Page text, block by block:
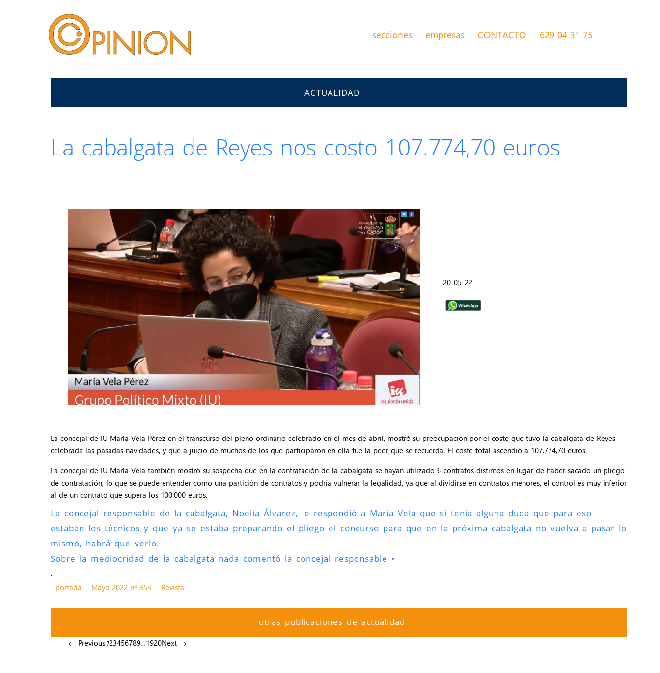
secciones empresas CONTACTO 629 04 31 75
ACTUALIDAD
La cabalgata de Reyes nos costo 107.774,70 euros
20-05-22
La concejal de IU María Vela Pérez en el transcurso del pleno ordinario celebrado en el mes de abril, mostró su preocupación por el coste que tuvo la cabalgata de Reyes
celebrada las pasadas navidades, y que a juicio de muchos de los que participaron en ella fue la peor que se recuerda. El coste total ascendió a 107.774,70 euros.
La concejal de IU María Vela también mostró su sospecha que en la contratación de la cabalgata se hayan utilizado 6 contratos distintos en lugar de haber sacado un pliego
de contratación, lo que se puede entender como una partición de contratos y podría vulnerar la legalidad, ya que al dividirse en contratos menores, el control es muy inferior
al de un contrato que supera los 100.000 euros.
La concejal responsable de la cabalgata, Noelia Álvarez, le respondió a María Vela que si tenía alguna duda que para eso
estaban los técnicos y que ya se estaba preparando el pliego el concurso para que en la próxima cabalgata no vuelva a pasar lo
mismo, habrá que verlo.
Sobre la mediocridad de la cabalgata nada comentó la concejal responsable •
.
portada
Mayo 2022 nº 353 Revista
otras publicaciones de actualidad
← Previous123456789…1920Next →